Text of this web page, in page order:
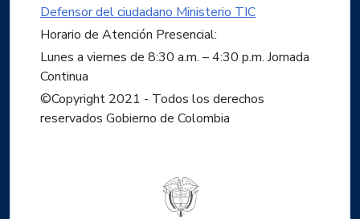
Defensor del ciudadano Ministerio TIC
Horario de Atención Presencial:
Lunes a viernes de 8:30 a.m. – 4:30 p.m. Jornada
Continua
©Copyright 2021 - Todos los derechos
reservados Gobierno de Colombia